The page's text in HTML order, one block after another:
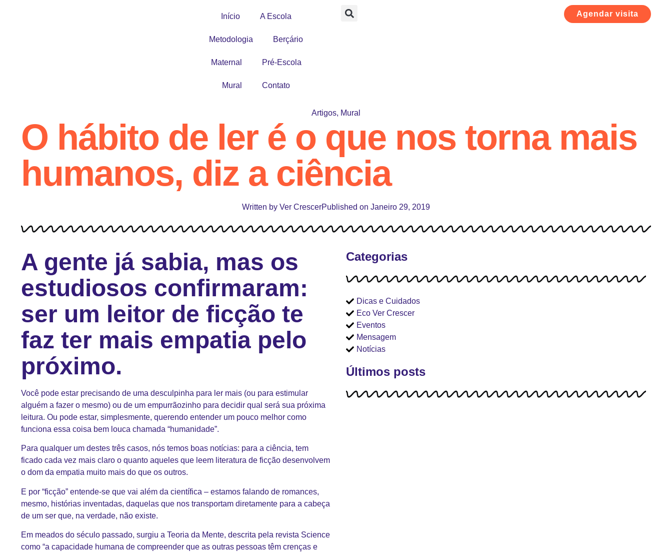
Início A Escola
Metodologia Berçário
Maternal Pré-Escola
Mural Contato
Agendar visita
Artigos, Mural
O hábito de ler é o que nos torna mais
humanos, diz a ciência
Written by Ver CrescerPublished on Janeiro 29, 2019
A gente já sabia, mas os
estudiosos confirmaram:
ser um leitor de ficção te
faz ter mais empatia pelo
próximo.
Você pode estar precisando de uma desculpinha para ler mais (ou para estimular
alguém a fazer o mesmo) ou de um empurrãozinho para decidir qual será sua próxima
leitura. Ou pode estar, simplesmente, querendo entender um pouco melhor como
funciona essa coisa bem louca chamada “humanidade”.
Para qualquer um destes três casos, nós temos boas notícias: para a ciência, tem
ficado cada vez mais claro o quanto aqueles que leem literatura de ficção desenvolvem
o dom da empatia muito mais do que os outros.
E por “ficção” entende-se que vai além da científica – estamos falando de romances,
mesmo, histórias inventadas, daquelas que nos transportam diretamente para a cabeça
de um ser que, na verdade, não existe.
Em meados do século passado, surgiu a Teoria da Mente, descrita pela revista Science
como “a capacidade humana de compreender que as outras pessoas têm crenças e
Categorias
Dicas e Cuidados
Eco Ver Crescer
Eventos
Mensagem
Notícias
Últimos posts